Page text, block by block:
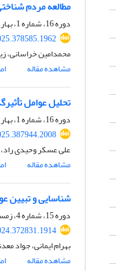
مطالعه مردم
دوره 16، شماره 1، بهار 1404، صفحه
محمدامین خراسانی،
مشاهده مقاله
تحلیل عوامل
دوره 16، شماره 1، بهار 1404، صفحه
علی عسکر وحیدی راد،
مشاهده مقاله
شناسایی و تبیین
دوره 15، شماره 4، زمستان 1403، صفحه
بهرام ایمانی، جواد
مشاهده مقاله